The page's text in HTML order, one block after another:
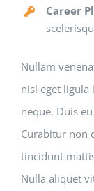
Career
Nullam
nisl eget ligula
neque. Duis
Curabitur non
tincidunt
Nulla aliquet